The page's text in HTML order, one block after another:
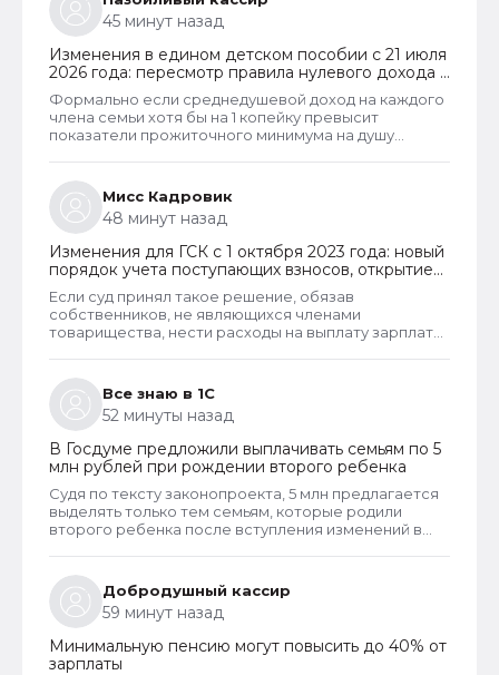
только тогда, когда алименты оформлены в
соответствии с судебным решением. И если есть
решение суда, то алименты рассчитывают в
фактическом размере. То есть, в том размере,
который указан судом.
45 минут назад
Изменения в едином детском пособии с 21 июля
2026 года: пересмотр правила нулевого дохода и
новый порядок оформления пособий по месту
пребывания
Формально если среднедушевой доход на каждого
члена семьи хотя бы на 1 копейку превысит
показатели прожиточного минимума на душу
сожалению, оспорить уже не удастся. Исключение
из этого правила сделано только для многодетных
семей. При незначительном превышении доходов
таким семьям теперь не отказывают в выплате.
Мисс Кадровик
48 минут назад
Изменения для ГСК с 1 октября 2023 года: новый
порядок учета поступающих взносов, открытие
расчетных счетов и переход на применение
бухгалтерского ПО
Если суд принял такое решение, обязав
собственников, не являющихся членами
товарищества, нести расходы на выплату зарплаты
скорее всего речь в споре шла не о зарплате или
не только о зарплате председателя, но и об оплате
его услуг, которые он может оказывать наряду со
своей основной деятельностью. Такие услуги и
работы должны оплачивать все собственники
гаражей.
Все знаю в 1С
52 минуты назад
В Госдуме предложили выплачивать семьям по 5
млн рублей при рождении второго ребенка
Судя по тексту законопроекта, 5 млн предлагается
выделять только тем семьям, которые родили
второго ребенка после вступления изменений в
принятия проекта, уже был второй ребенок, а
также многодетным семьям, документ не
предлагает никаких мер поддержки. Очевидно,
цель проекта - стимулирование именно на
рождение второго ребенка.
Добродушный кассир
59 минут назад
Минимальную пенсию могут повысить до 40% от
зарплаты